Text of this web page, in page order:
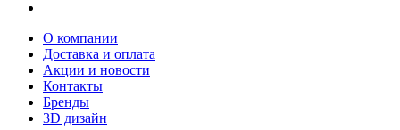
О компании
Доставка и оплата
Акции и новости
Контакты
Бренды
3D дизайн